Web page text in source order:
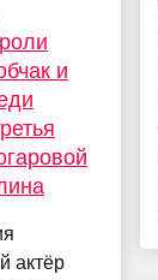
и
актёр